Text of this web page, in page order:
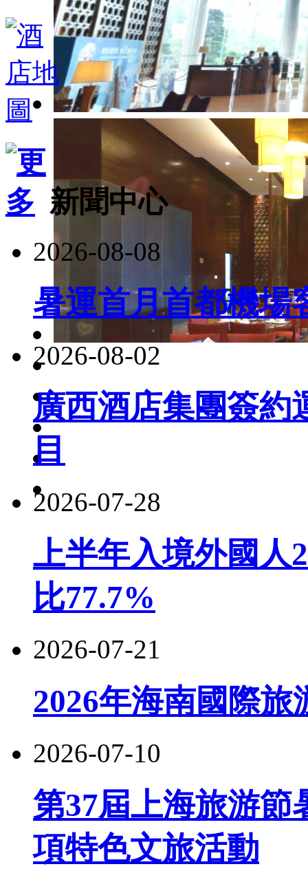
新聞中心
2026-08-08
暑運首月首都機場
2026-08-02
廣西酒店集團簽約
目
2026-07-28
上半年入境外國人
比77.7%
2026-07-21
2026年海南國際
2026-07-10
第37屆上海旅游節
項特色文旅活動